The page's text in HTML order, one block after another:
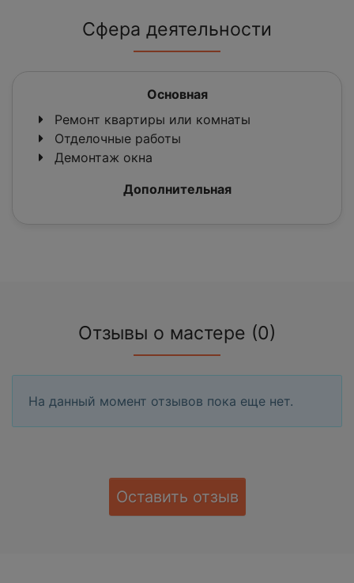
Сфера деятельности
Основная
Ремонт квартиры или комнаты
Отделочные работы
Демонтаж окна
Дополнительная
Отзывы о мастере (0)
На данный момент отзывов пока еще нет.
Оставить отзыв